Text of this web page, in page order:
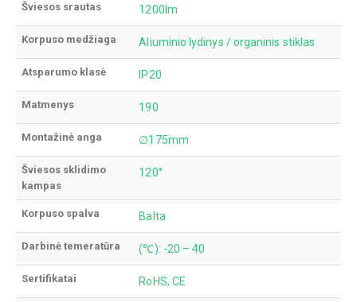
Šviesos srautas 1200lm
Korpuso medžiaga Aliuminio lydinys / organinis stiklas
Atsparumo klasė IP20
Matmenys 190
Montažinė anga ∅175mm
Šviesos sklidimo
kampas
120°
Korpuso spalva Balta
Darbinė temeratūra (℃): -20 – 40
Sertifikatai RoHS, CE